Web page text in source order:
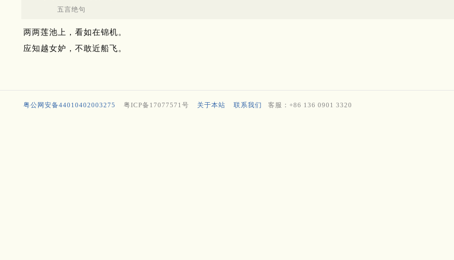
五言绝句
两两莲池上，看如在锦机。
应知越女妒，不敢近船飞。
粤公网安备44010402003275 粤ICP备17077571号 关于本站 联系我们 客服：+86 136 0901 3320